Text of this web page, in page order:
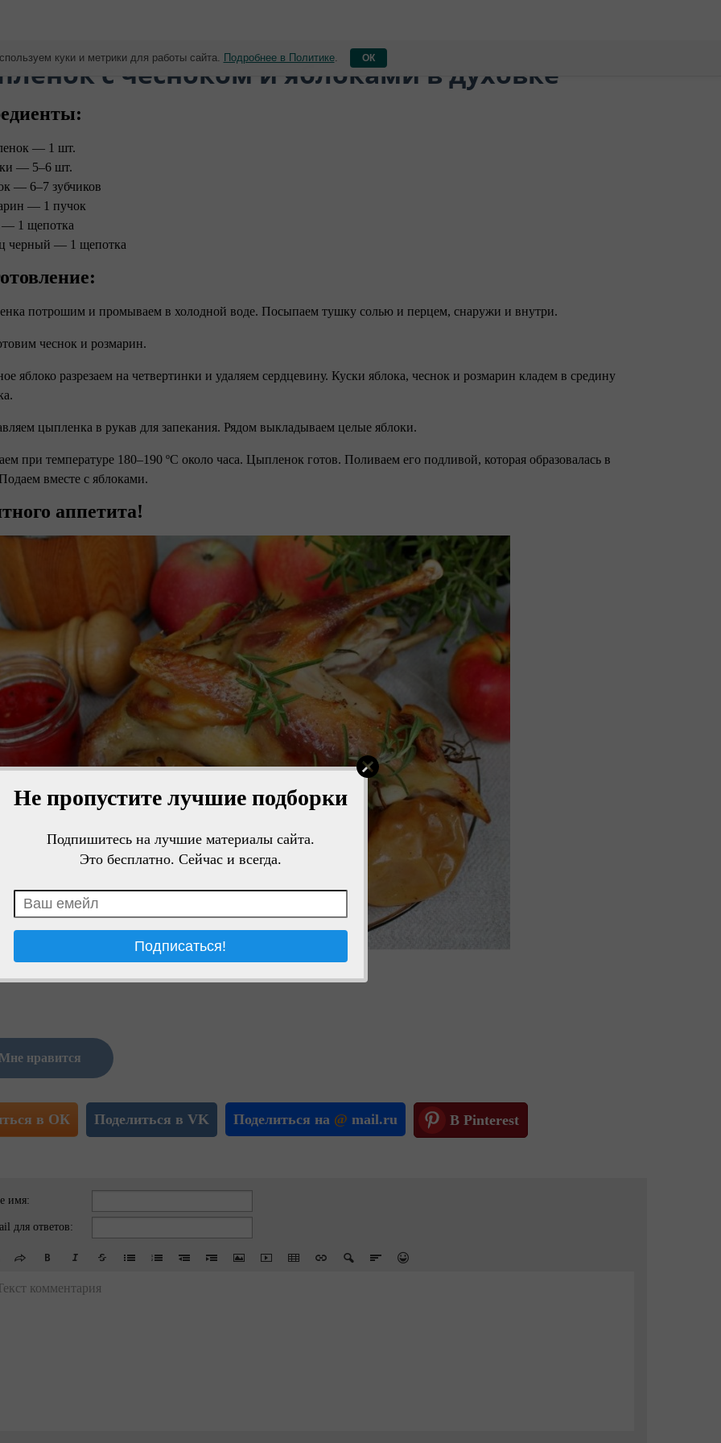
Не пропустите лучшие подборки
Подпишитесь на лучшие материалы сайта.
Это бесплатно. Сейчас и всегда.
с чесноком и яблоками в духовке
— 1 шт.
— 5–6 шт.
— 6–7 зубчиков
— 1 пучок
— 1 щепотка
черный — 1 щепотка
потрошим и промываем в холодной воде. Посыпаем тушку солью и перцем, снаружи и внутри.
чеснок и розмарин.
яблоко разрезаем на четвертинки и удаляем сердцевину. Куски яблока, чеснок и розмарин кладем в средину
цыпленка в рукав для запекания. Рядом выкладываем целые яблоки.
при температуре 180–190 ºC около часа. Цыпленок готов. Поливаем его подливой, которая образовалась в
вместе с яблоками.
аппетита!
Мне нравится
в ОК Поделиться в VK Поделиться на @ mail.ru В Pinterest
имя:
для ответов:
комментария
куки и метрики для работы сайта. Подробнее в Политике. ОК